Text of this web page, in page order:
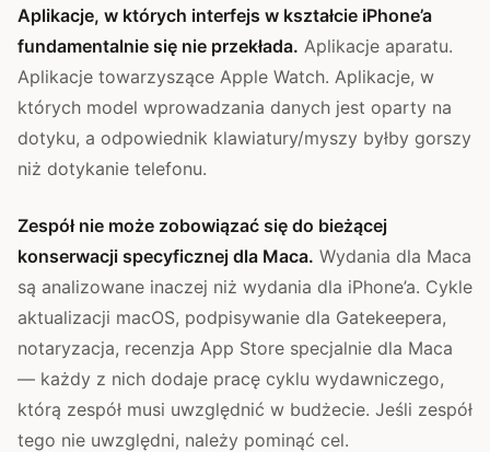
Aplikacje, w których interfejs w kształcie iPhone’a
fundamentalnie się nie przekłada. Aplikacje aparatu.
Aplikacje towarzyszące Apple Watch. Aplikacje, w
których model wprowadzania danych jest oparty na
dotyku, a odpowiednik klawiatury/myszy byłby gorszy
niż dotykanie telefonu.
Zespół nie może zobowiązać się do bieżącej
konserwacji specyficznej dla Maca. Wydania dla Maca
są analizowane inaczej niż wydania dla iPhone’a. Cykle
aktualizacji macOS, podpisywanie dla Gatekeepera,
notaryzacja, recenzja App Store specjalnie dla Maca
— każdy z nich dodaje pracę cyklu wydawniczego,
którą zespół musi uwzględnić w budżecie. Jeśli zespół
tego nie uwzględni, należy pominąć cel.